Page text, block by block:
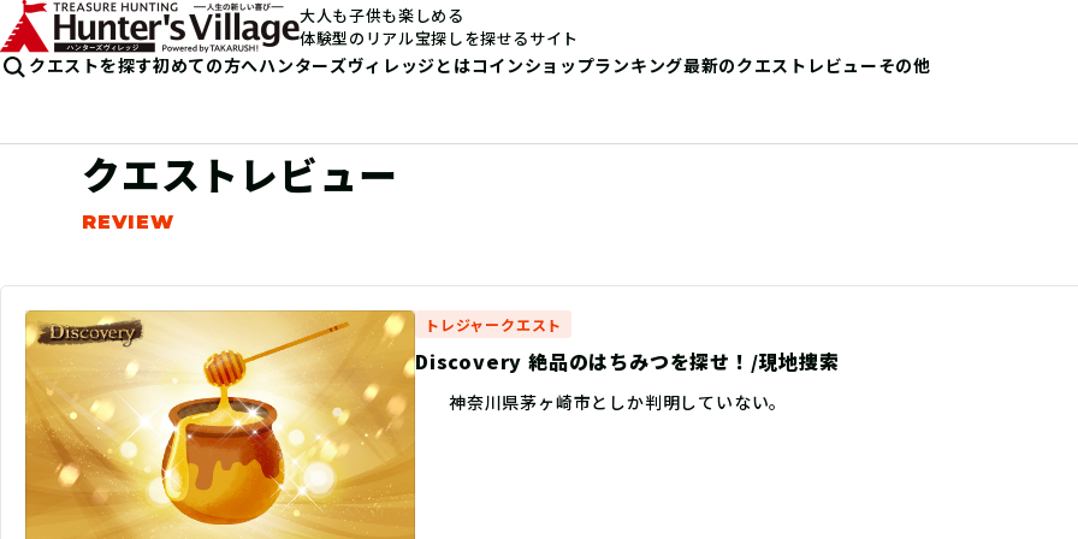
大人も子供も楽しめる
体験型のリアル宝探しを探せるサイト
クエストを探す初めての方へハンターズヴィレッジとはコインショップランキング最新のクエストレビューその他
クエストレビュー
トレジャークエスト
Discovery 絶品のはちみつを探せ！/現地捜索
神奈川県茅ヶ崎市としか判明していない。